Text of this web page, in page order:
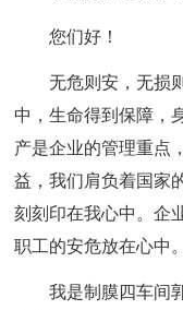
您们好！
无危则安，无损
中，生命得到保障，
产是企业的管理重点
益，我们肩负着国家
刻刻印在我心中。企
职工的安危放在心中。
我是制膜四车间